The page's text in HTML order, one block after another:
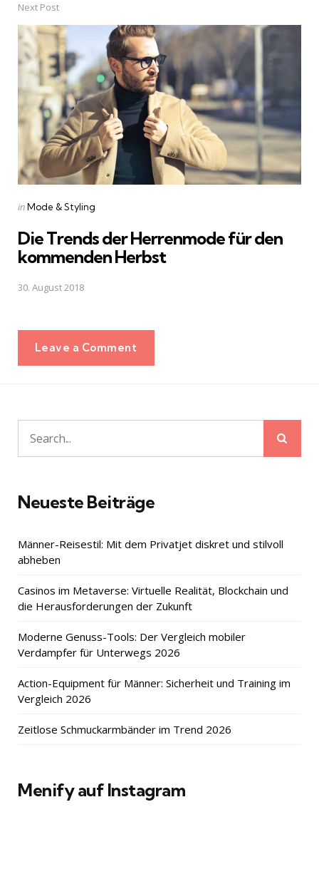
Next Post
Posted
inMode & Styling
Die Trends der Herrenmode für den
kommenden Herbst
30. August 2018
Leave a Comment
Search
for:
Neueste Beiträge
Männer-Reisestil: Mit dem Privatjet diskret und stilvoll
abheben
Casinos im Metaverse: Virtuelle Realität, Blockchain und
die Herausforderungen der Zukunft
Moderne Genuss-Tools: Der Vergleich mobiler
Verdampfer für Unterwegs 2026
Action-Equipment für Männer: Sicherheit und Training im
Vergleich 2026
Zeitlose Schmuckarmbänder im Trend 2026
Menify auf Instagram